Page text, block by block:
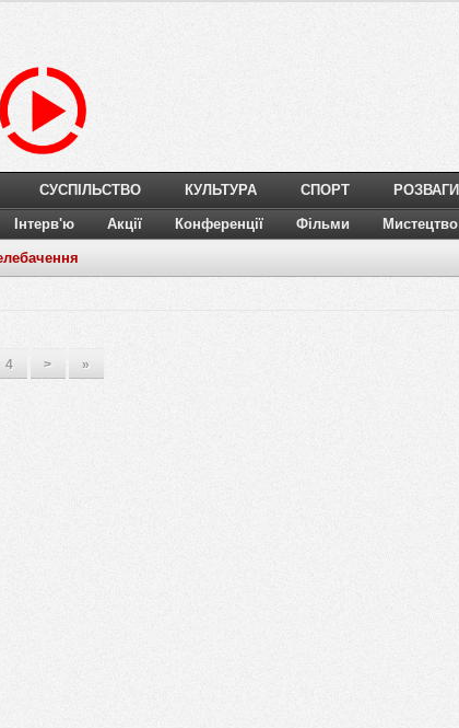
СУСПІЛЬСТВО КУЛЬТУРА СПОРТ РОЗВАГИ
Інтерв'ю Акції Конференції Фільми Мистецтво
4 > »